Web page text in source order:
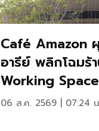
Café Amazon
อารีย์ พลิกโฉมร้
Working
06 ส.ค. 2569 | 07:24